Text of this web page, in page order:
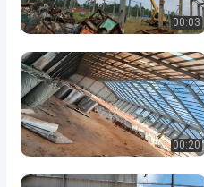
00:03
00:20